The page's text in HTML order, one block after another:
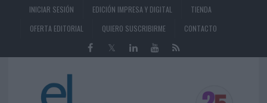
INICIAR SESIÓN EDICIÓN IMPRESA Y DIGITAL
TIENDA
OFERTA EDITORIAL
QUIERO SUSCRIBIRME CONTACTO